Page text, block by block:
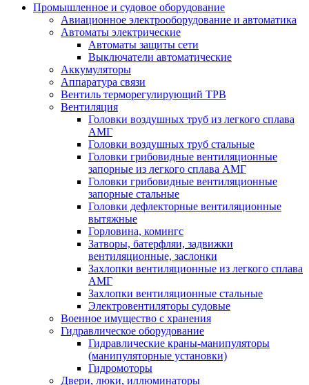
Промышленное и судовое оборудование
Авиационное электрооборудование и автоматика
Автоматы электрические
Автоматы защиты сети
Выключатели автоматические
Аккумуляторы
Аппаратура связи
Вентиль терморегулирующий ТРВ
Вентиляция
Головки воздушных труб из легкого сплава
АМГ
Головки воздушных труб стальные
Головки грибовидные вентиляционные
запорные из легкого сплава АМГ
Головки грибовидные вентиляционные
запорные стальные
Головки дефлекторные вентиляционные
вытяжные
Горловина, комингс
Затворы, батерфляи, задвижки
вентиляционные, заслонки
Захлопки вентиляционные из легкого сплава
АМГ
Захлопки вентиляционные стальные
Электровентиляторы судовые
Военное имущество с хранения
Гидравлическое оборудование
Гидравлические краны-манипуляторы
(манипуляторные установки)
Гидромоторы
Двери, люки, иллюминаторы